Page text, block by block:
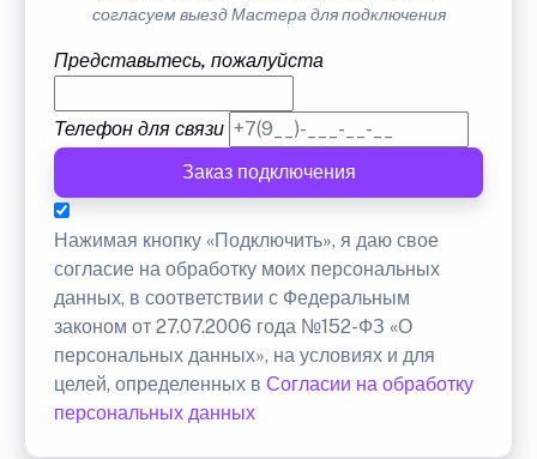
согласуем выезд Мастера для подключения
Представьтесь, пожалуйста
Телефон для связи
Заказ подключения
Нажимая кнопку «Подключить», я даю свое
согласие на обработку моих персональных
данных, в соответствии с Федеральным
законом от 27.07.2006 года №152-ФЗ «О
персональных данных», на условиях и для
целей, определенных в Согласии на обработку
персональных данных